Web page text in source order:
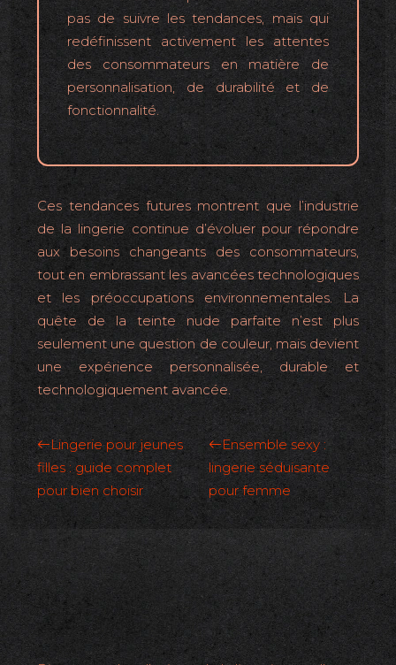
pas de suivre les tendances, mais qui
redéfinissent activement les attentes
des consommateurs en matière de
personnalisation, de durabilité et de
fonctionnalité.
Ces tendances futures montrent que l’industrie
de la lingerie continue d’évoluer pour répondre
aux besoins changeants des consommateurs,
tout en embrassant les avancées technologiques
et les préoccupations environnementales. La
quête de la teinte nude parfaite n’est plus
seulement une question de couleur, mais devient
une expérience personnalisée, durable et
technologiquement avancée.
Lingerie pour jeunes
filles : guide complet
pour bien choisir
Ensemble sexy :
lingerie séduisante
pour femme